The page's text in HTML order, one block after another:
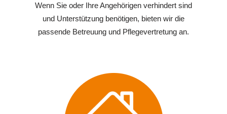
Wenn Sie oder Ihre Angehörigen verhindert sind
und Unterstützung benötigen, bieten wir die
passende Betreuung und Pflegevertretung an.